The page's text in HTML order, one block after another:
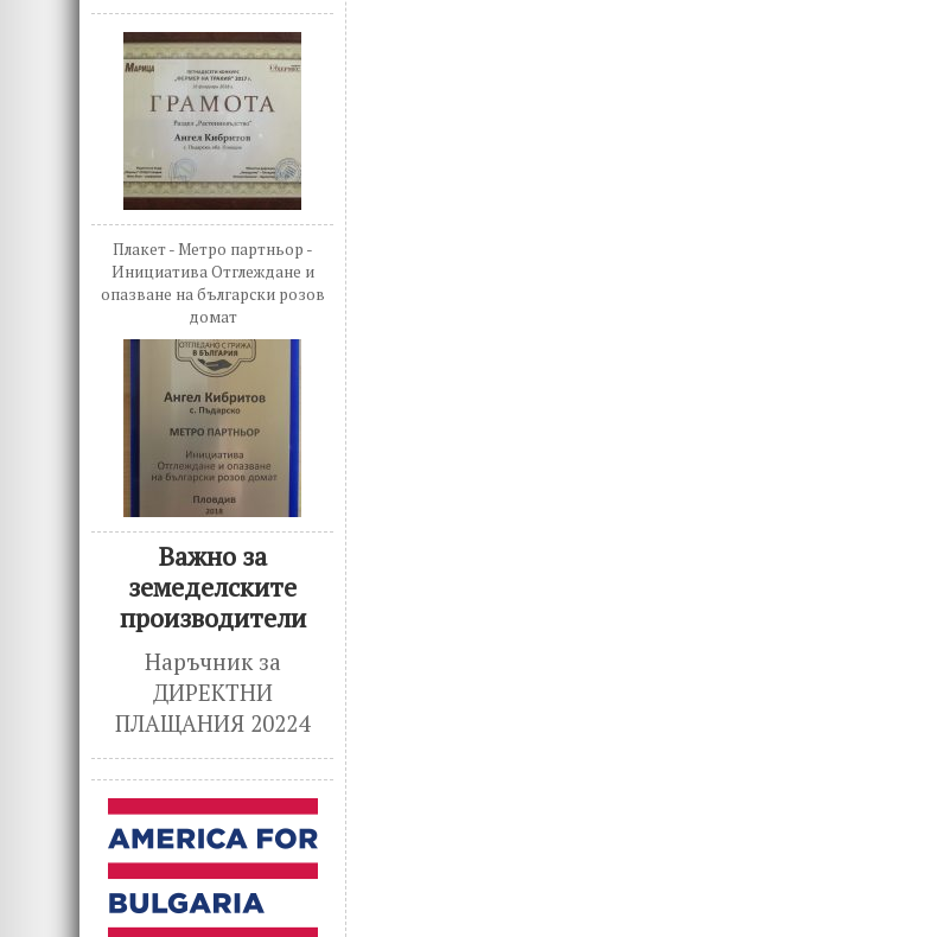
Плакет - Метро партньор -
Инициатива Отглеждане и
опазване на български розов
домат
Важно за
земеделските
производители
Наръчник за
ДИРЕКТНИ
ПЛАЩАНИЯ 20224